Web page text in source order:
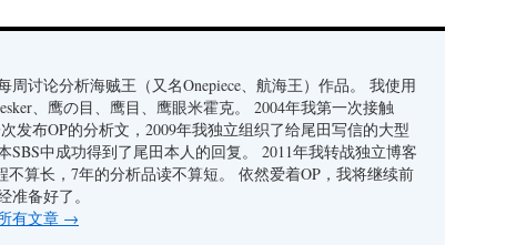
周讨论分析海贼王（又名Onepiece、航海王）作品。 我使用
、鹰の目、鹰目、鹰眼米霍克。 2004年我第一次接触
发布OP的分析文，2009年我独立组织了给尾田写信的大型
SBS中成功得到了尾田本人的回复。 2011年我转战独立博客
不算长，7年的分析品读不算短。 依然爱着OP，我将继续前
准备好了。
有文章 →